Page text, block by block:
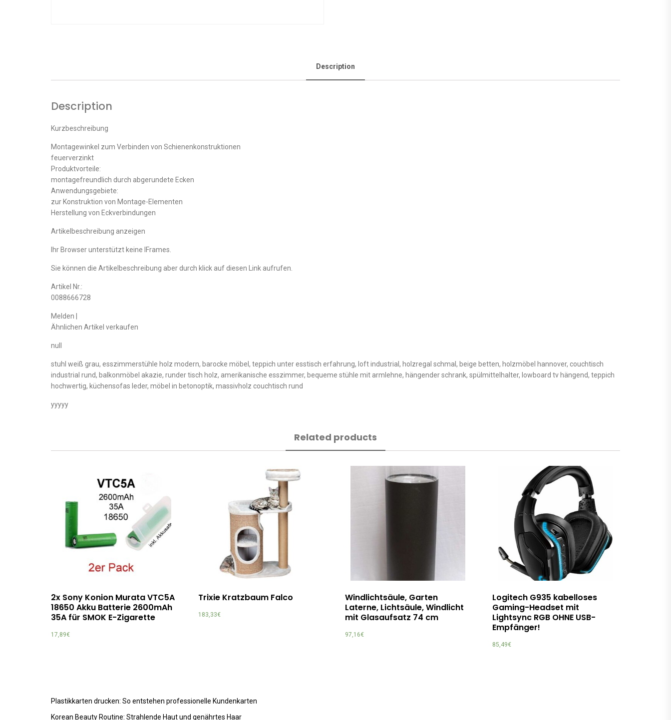
Description
Description
Kurzbeschreibung
Montagewinkel zum Verbinden von Schienenkonstruktionen
feuerverzinkt
Produktvorteile:
montagefreundlich durch abgerundete Ecken
Anwendungsgebiete:
zur Konstruktion von Montage-Elementen
Herstellung von Eckverbindungen
Artikelbeschreibung anzeigen
Ihr Browser unterstützt keine IFrames.
Sie können die Artikelbeschreibung aber durch klick auf diesen Link aufrufen.
Artikel Nr.:
0088666728
Melden |
Ähnlichen Artikel verkaufen
null
stuhl weiß grau, esszimmerstühle holz modern, barocke möbel, teppich unter esstisch erfahrung, loft industrial, holzregal schmal, beige betten, holzmöbel hannover, couchtisch
industrial rund, balkonmöbel akazie, runder tisch holz, amerikanische esszimmer, bequeme stühle mit armlehne, hängender schrank, spülmittelhalter, lowboard tv hängend, teppich
hochwertig, küchensofas leder, möbel in betonoptik, massivholz couchtisch rund
yyyyy
Related products
2x Sony Konion Murata VTC5A
18650 Akku Batterie 2600mAh
35A für SMOK E-Zigarette
17,89€
Trixie Kratzbaum Falco
183,33€
Windlichtsäule, Garten
Laterne, Lichtsäule, Windlicht
mit Glasaufsatz 74 cm
97,16€
Logitech G935 kabelloses
Gaming-Headset mit
Lightsync RGB OHNE USB-
Empfänger!
85,49€
Plastikkarten drucken: So entstehen professionelle Kundenkarten
Korean Beauty Routine: Strahlende Haut und genährtes Haar